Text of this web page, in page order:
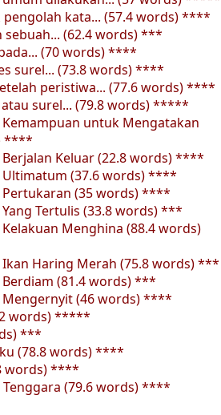
kata... (57.4 words) ****
sebuah... (62.4 words) ***
(70 words) ****
surel... (73.8 words) ****
peristiwa... (77.6 words) ****
surel... (79.8 words) *****
untuk Mengatakan
****
Keluar (22.8 words) ****
Ultimatum (37.6 words) ****
Pertukaran (35 words) ****
Tertulis (33.8 words) ***
Menghina (88.4 words)
Ikan Haring Merah (75.8 words) ***
(81.4 words) ***
Mengernyit (46 words) ****
words) *****
***
(78.8 words) ****
words) ****
Tenggara (79.6 words) ****